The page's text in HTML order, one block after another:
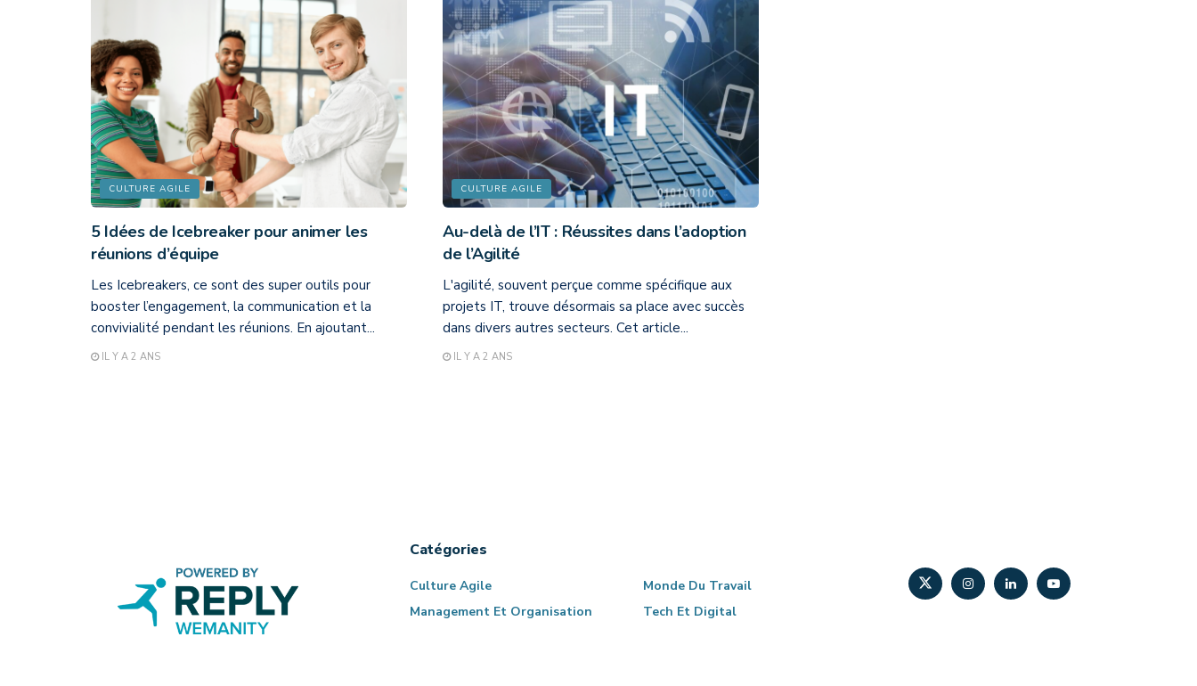
CULTURE AGILE
5 Idées de Icebreaker pour animer les
réunions d’équipe
Les Icebreakers, ce sont des super outils pour
booster l’engagement, la communication et la
convivialité pendant les réunions. En ajoutant...
IL Y A 2 ANS
CULTURE AGILE
Au-delà de l’IT : Réussites dans l’adoption
de l’Agilité
L'agilité, souvent perçue comme spécifique aux
projets IT, trouve désormais sa place avec succès
dans divers autres secteurs. Cet article...
IL Y A 2 ANS
Catégories
Culture Agile
Management Et Organisation
Monde Du Travail
Tech Et Digital